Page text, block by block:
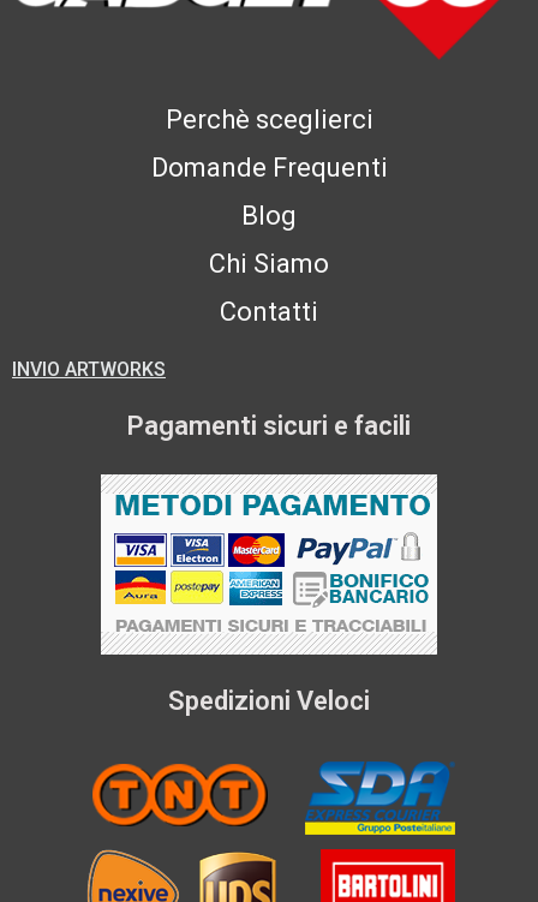
Perchè sceglierci
Domande Frequenti
Blog
Chi Siamo
Contatti
INVIO ARTWORKS
Pagamenti sicuri e facili
Spedizioni Veloci